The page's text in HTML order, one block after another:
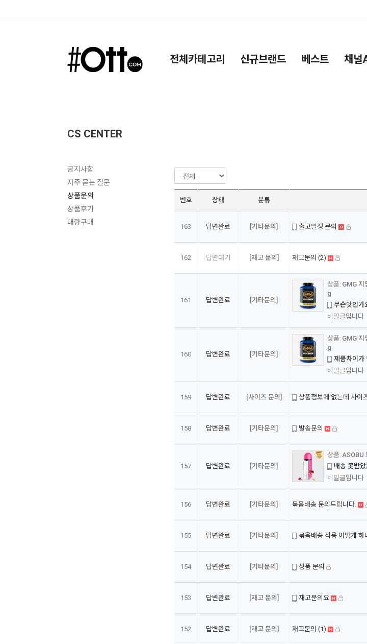
전체카테고리 신규브랜드 베스트 채널
CS CENTER
공지사항
자주 묻는 질문
상품문의
상품후기
대량구매
번호 상태 분류
163 답변완료 [기타문의] 출고일정 문의
162 답변대기 [재고 문의] 재고문의 (2)
161 답변완료 [기타문의]
GMG 지
g
무슨맛인가
비밀글입니다
160 답변완료 [기타문의]
GMG 지
g
제품차이가
비밀글입니다
159 답변완료 [사이즈 문의] 상품정보에 없는데 사이
158 답변완료 [기타문의] 발송문의
157 답변완료 [기타문의]
ASOBU
배송 못받
비밀글입니다
156 답변완료 [기타문의] 묶음배송 문의드립니다.
155 답변완료 [기타문의] 묶음배송 적용 어떻게 하
154 답변완료 [기타문의] 상품 문의
153 답변완료 [재고 문의] 재고문의요
152 답변완료 [재고 문의] 재고문의 (1)